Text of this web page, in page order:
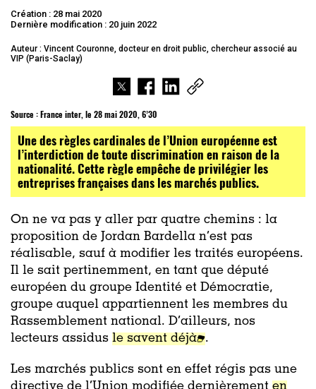
Création : 28 mai 2020
Dernière modification : 20 juin 2022
Auteur : Vincent Couronne, docteur en droit public, chercheur associé au
VIP (Paris-Saclay)
Source :France inter, le 28 mai 2020, 6’30
Une des règles cardinales de l’Union européenne est
l’interdiction de toute discrimination en raison de la
nationalité. Cette règle empêche de privilégier les
entreprises françaises dans les marchés publics.
On ne va pas y aller par quatre chemins : la
proposition de Jordan Bardella n’est pas
réalisable, sauf à modifier les traités européens.
Il le sait pertinemment, en tant que député
européen du groupe Identité et Démocratie,
groupe auquel appartiennent les membres du
Rassemblement national. D’ailleurs, nos
lecteurs assidus le savent déjà .
Les marchés publics sont en effet régis pas une